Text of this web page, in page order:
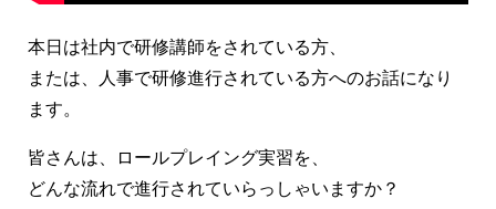
本日は社内で研修講師をされている方、
または、人事で研修進行されている方へのお話になり
ます。
皆さんは、ロールプレイング実習を、
どんな流れで進行されていらっしゃいますか？